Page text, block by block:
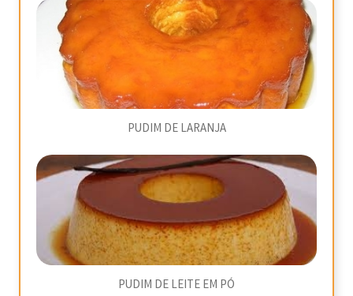
PUDIM DE LARANJA
PUDIM DE LEITE EM PÓ